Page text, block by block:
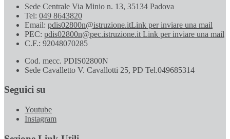
Sede Centrale Via Minio n. 13, 35134 Padova
Tel: 049 8643820
Email: pdis02800n@istruzione.itLink per inviare una mail
PEC: pdis02800n@pec.istruzione.it Link per inviare una mail
C.F.: 92048070285
Cod. mecc. PDIS02800N
Sede Cavalletto V. Cavallotti 25, PD Tel.049685314
Seguici su
Youtube
Instagram